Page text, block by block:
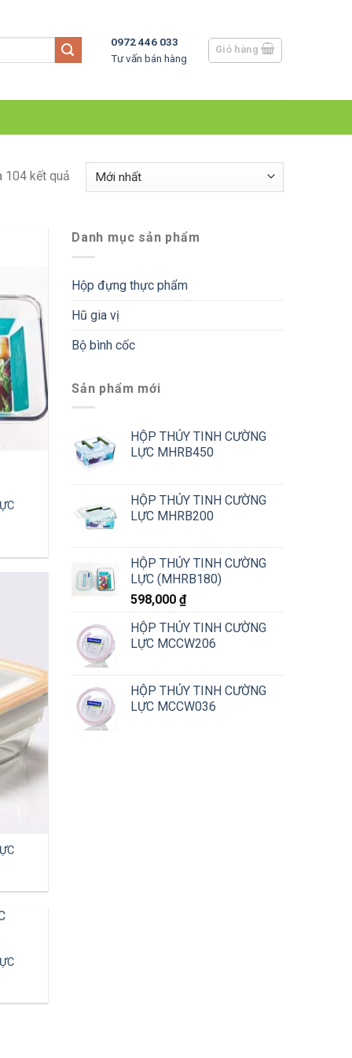
0972 446 033
Tư vấn bán hàng
Giỏ hàng
104 kết quả
Danh mục sản phẩm
Hộp đựng thực phẩm
Hũ gia vị
Bộ bình cốc
Sản phẩm mới
HỘP THỦY TINH CƯỜNG
LỰC MHRB450
HỘP THỦY TINH CƯỜNG
LỰC MHRB200
HỘP THỦY TINH CƯỜNG
LỰC (MHRB180)
598,000 ₫
HỘP THỦY TINH CƯỜNG
LỰC MCCW206
HỘP THỦY TINH CƯỜNG
LỰC MCCW036